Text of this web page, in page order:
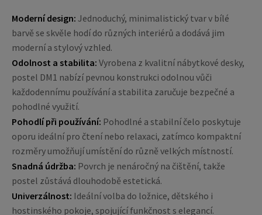
Moderní design: Jednoduchý, minimalistický tvar v bílé
barvě se skvěle hodí do různých interiérů a dodává jim
moderní a stylový vzhled.
Odolnost a stabilita: Vyrobena z kvalitní nábytkové desky,
postel DM1 nabízí pevnou konstrukci odolnou vůči
každodennímu používání a stabilita zaručuje bezpečné a
pohodlné využití.
Pohodlí při používání: Pohodlné a stabilní čelo poskytuje
oporu ideální pro čtení nebo relaxaci, zatímco kompaktní
rozměry umožňují umístění do různě velkých místností.
Snadná údržba: Povrch je nenáročný na čištění, takže
postel zůstává dlouhodobě estetická.
Univerzálnost: Ideální volba do ložnice, dětského i
hostinského pokoje, spojující funkčnost s elegancí.